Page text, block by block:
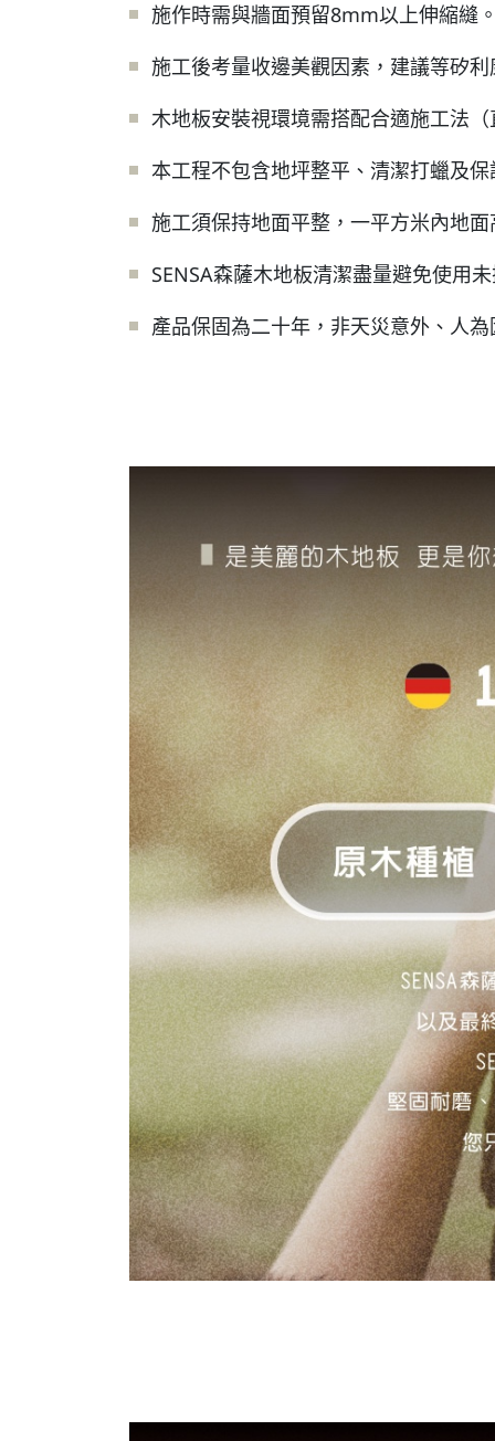
施作時需與牆面預留8mm以上伸縮縫
施工後考量收邊美觀因素，建議等矽
木地板安裝視環境需搭配合適施工法
本工程不包含地坪整平、清潔打蠟及
施工須保持地面平整，一平方米內地
SENSA森薩木地板清潔盡量避免使用
產品保固為二十年，非天災意外、人